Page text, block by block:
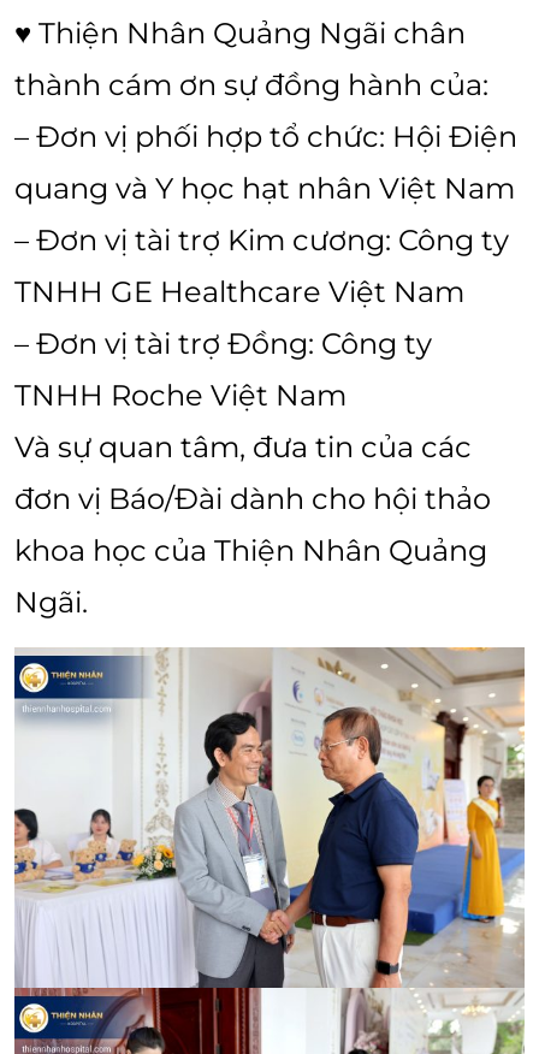
♥ Thiện Nhân Quảng Ngãi chân
thành cám ơn sự đồng hành của:
– Đơn vị phối hợp tổ chức: Hội Điện
quang và Y học hạt nhân Việt Nam
– Đơn vị tài trợ Kim cương: Công ty
TNHH GE Healthcare Việt Nam
– Đơn vị tài trợ Đồng: Công ty
TNHH Roche Việt Nam
Và sự quan tâm, đưa tin của các
đơn vị Báo/Đài dành cho hội thảo
khoa học của Thiện Nhân Quảng
Ngãi.